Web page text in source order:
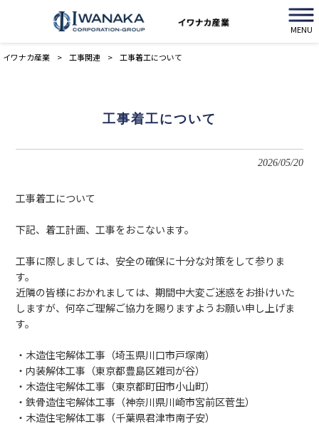
MENU
イワナカ産業 > 工事関連 > 工事着工について
工事着工について
2026/05/20
工事着工について
下記、着工計画、工事をおこないます。
工事に際しましては、安全の確保に十分な対策をして参りま
す。
近隣の皆様におかれましては、期間中大変ご迷惑をお掛けいた
しますが、何卒ご理解ご協力を賜りますようお願い申し上げま
す。
・木造住宅解体工事（埼玉県川口市戸塚南）
・内装解体工事（東京都豊島区雑司が谷）
・木造住宅解体工事（東京都町田市小山町）
・鉄骨造住宅解体工事（神奈川県川崎市宮前区菅生）
・木造住宅解体工事（千葉県君津市南子安）